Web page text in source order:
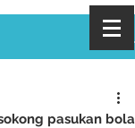
pasukan bola